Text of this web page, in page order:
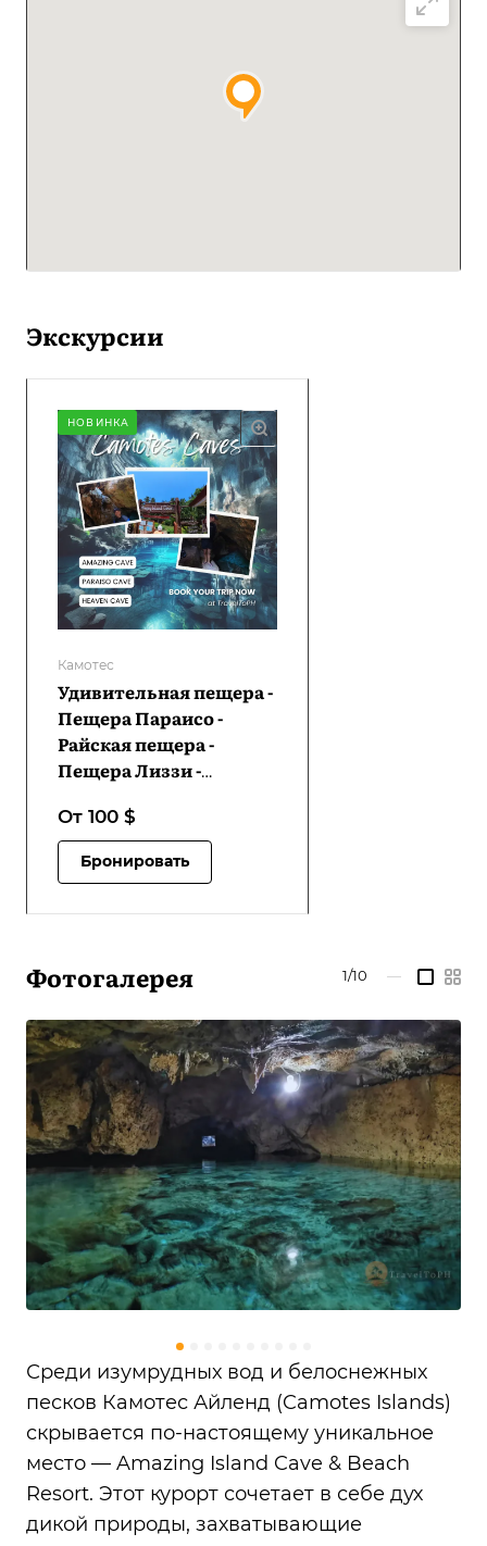
Экскурсии
НОВИНКА
Камотес
Удивительная пещера -
Пещера Параисо -
Райская пещера -
Пещера Лиззи -
ACPCHCLCTC-D1
От 100 $
Бронировать
Фотогалерея 1/10 —
Среди изумрудных вод и белоснежных
песков Камотес Айленд (Camotes Islands)
скрывается по-настоящему уникальное
место — Amazing Island Cave & Beach
Resort. Этот курорт сочетает в себе дух
дикой природы, захватывающие